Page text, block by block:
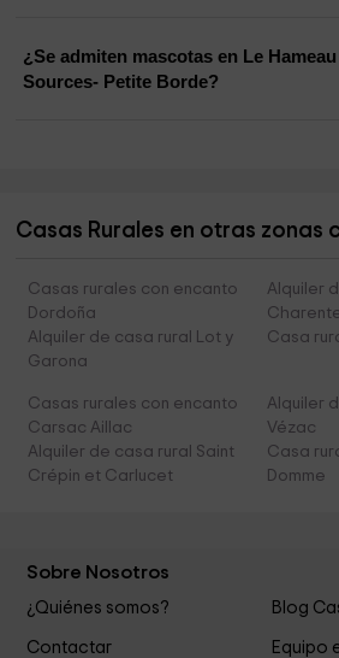
¿Se admiten mascotas en Le
Sources- Petite Borde?
Casas Rurales en otras zonas
Casas rurales con encanto
Dordoña
Alquiler
Alquiler de casa rural Lot y
Garona
Casa
Casas rurales con encanto
Carsac Aillac
Alquiler
Vézac
Alquiler de casa rural Saint
Crépin et Carlucet
Casa
Domme
Sobre Nosotros
¿Quiénes somos? Blog
Contactar
Equipo